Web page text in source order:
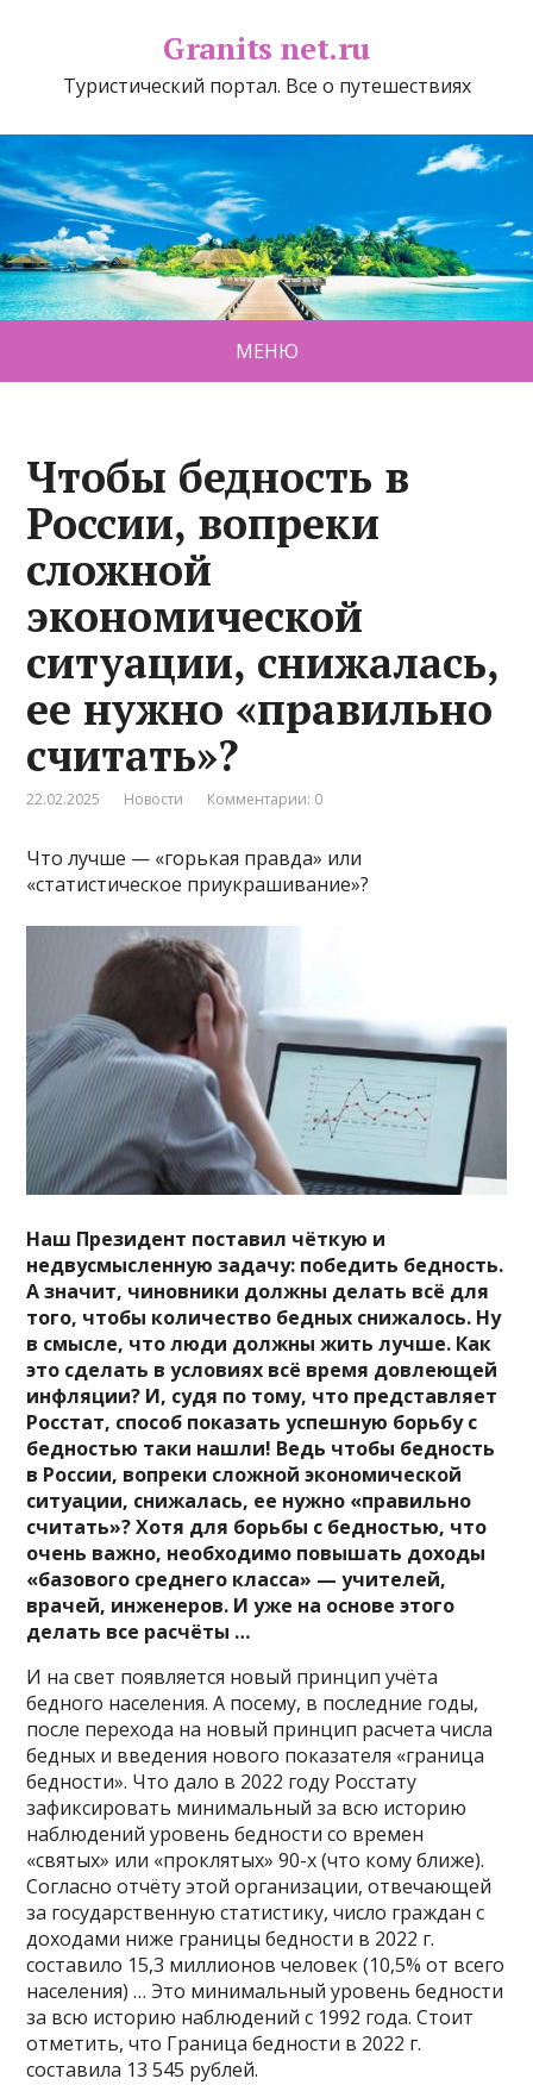
Granits net.ru
Туристический портал. Все о путешествиях
МЕНЮ
Чтобы бедность в
России, вопреки
сложной
экономической
ситуации, снижалась,
ее нужно «правильно
считать»?
22.02.2025 Новости Комментарии: 0
Что лучше — «горькая правда» или
«статистическое приукрашивание»?
Наш Президент поставил чёткую и
недвусмысленную задачу: победить бедность.
А значит, чиновники должны делать всё для
того, чтобы количество бедных снижалось. Ну
в смысле, что люди должны жить лучше. Как
это сделать в условиях всё время довлеющей
инфляции? И, судя по тому, что представляет
Росстат, способ показать успешную борьбу с
бедностью таки нашли! Ведь чтобы бедность
в России, вопреки сложной экономической
ситуации, снижалась, ее нужно «правильно
считать»? Хотя для борьбы с бедностью, что
очень важно, необходимо повышать доходы
«базового среднего класса» — учителей,
врачей, инженеров. И уже на основе этого
делать все расчёты …
И на свет появляется новый принцип учёта
бедного населения. А посему, в последние годы,
после перехода на новый принцип расчета числа
бедных и введения нового показателя «граница
бедности». Что дало в 2022 году Росстату
зафиксировать минимальный за всю историю
наблюдений уровень бедности со времен
«святых» или «проклятых» 90-х (что кому ближе).
Согласно отчёту этой организации, отвечающей
за государственную статистику, число граждан с
доходами ниже границы бедности в 2022 г.
составило 15,3 миллионов человек (10,5% от всего
населения) … Это минимальный уровень бедности
за всю историю наблюдений с 1992 года. Стоит
отметить, что Граница бедности в 2022 г.
составила 13 545 рублей.